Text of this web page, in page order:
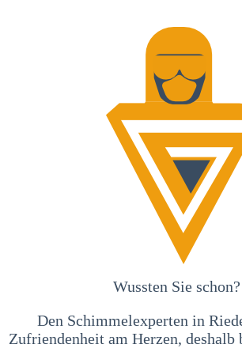
Wussten Sie schon?
Den Schimmelexperten in
Zufriendenheit am Herzen, deshalb